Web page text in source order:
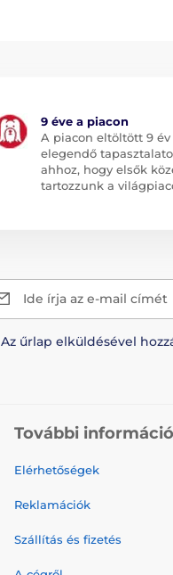
9 éve a piacon
A piacon eltöltött 9 év
elegendő
ahhoz, hogy elsők
tartozzunk a
Ide írja az e-mail címét
Az űrlap elküldésével
További
Elérhetőségek
Reklamációk
Szállítás és fizetés